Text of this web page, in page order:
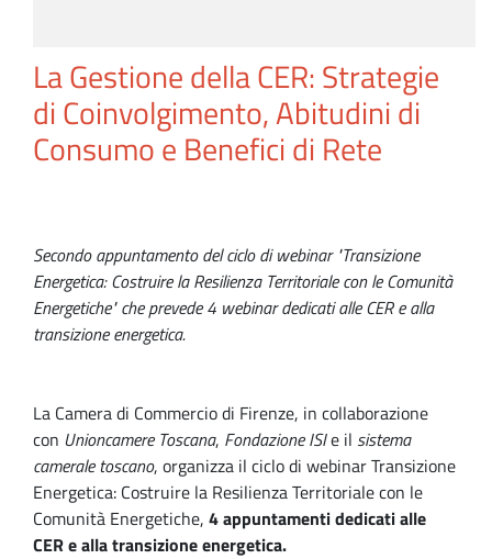
La Gestione della CER: Strategie
di Coinvolgimento, Abitudini di
Consumo e Benefici di Rete
Secondo appuntamento del ciclo di webinar "Transizione
Energetica: Costruire la Resilienza Territoriale con le Comunità
Energetiche" che prevede 4 webinar dedicati alle CER e alla
transizione energetica.
La Camera di Commercio di Firenze, in collaborazione
con Unioncamere Toscana, Fondazione ISIe il sistema
camerale toscano, organizza il ciclo di webinar Transizione
Energetica: Costruire la Resilienza Territoriale con le
Comunità Energetiche, 4 appuntamenti dedicati alle
CER e alla transizione energetica.